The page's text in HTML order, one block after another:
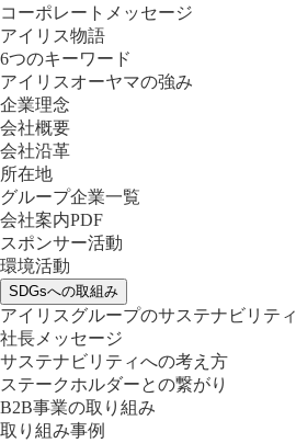
コーポレートメッセージ
アイリス物語
6つのキーワード
アイリスオーヤマの強み
企業理念
会社概要
会社沿革
所在地
グループ企業一覧
会社案内PDF
スポンサー活動
環境活動
SDGsへの取組み
アイリスグループのサステナビリティ
社長メッセージ
サステナビリティへの考え方
ステークホルダーとの繋がり
B2B事業の取り組み
取り組み事例